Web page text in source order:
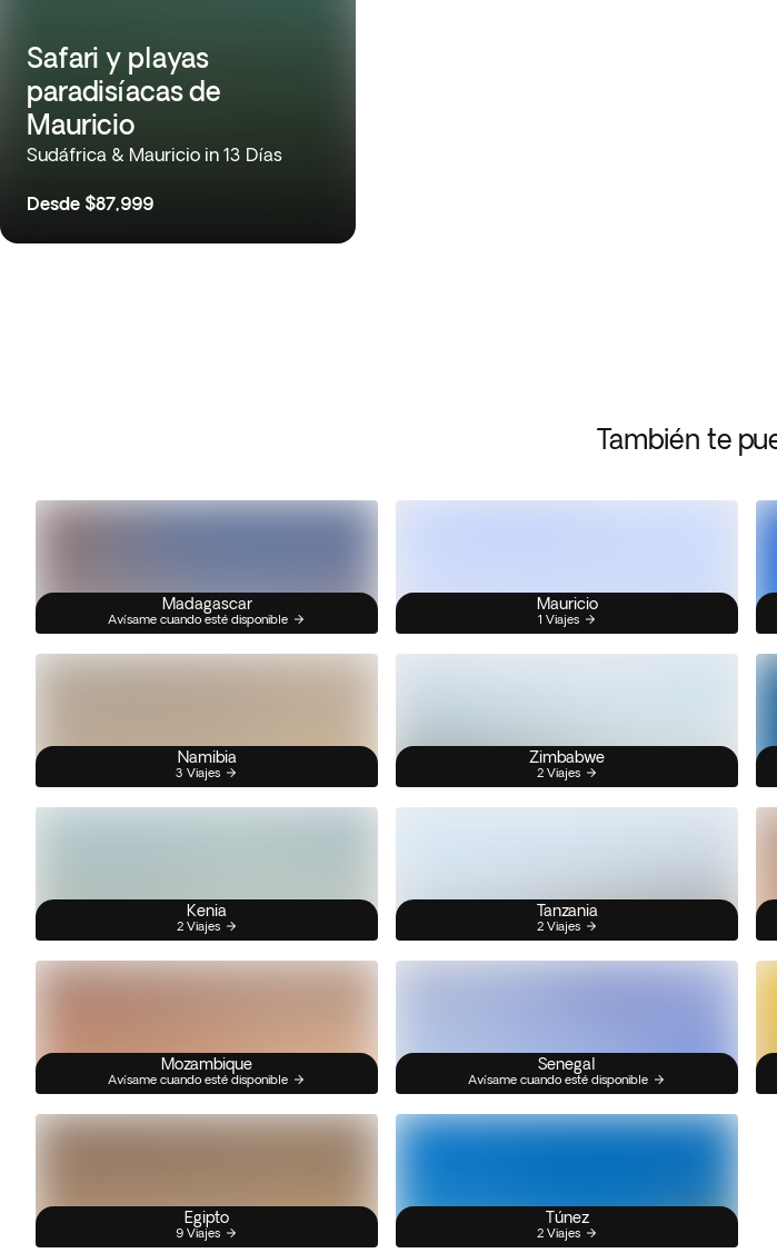
Safari y playas
paradisíacas de
Mauricio
Sudáfrica & Mauricio in 13 Días
Desde $87,999
También te
Madagascar
Avísame cuando esté disponible
Mauricio
1 Viajes
Namibia
3 Viajes
Zimbabwe
2 Viajes
Kenia
2 Viajes
Tanzania
2 Viajes
Mozambique
Avísame cuando esté disponible
Senegal
Avísame cuando esté disponible
Egipto
9 Viajes
Túnez
2 Viajes